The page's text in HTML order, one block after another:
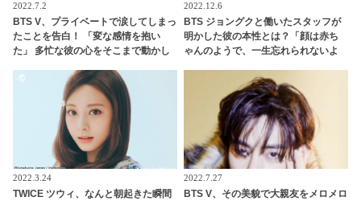
2022.7.2
BTS V、プライベートで涙してしまっ
たことを告白！ 「変な感情を抱い
た」 多忙な彼の心をそこまで動かし
思いに共感するファン続々
2022.12.6
BTS ジョングクと働いたスタッフが
明かした彼の本性とは？「顔は赤ち
ゃんのようで、一生忘れられないよ
魅了されたダンサーのコメントにフ
ァン興味津々
2022.3.24
TWICE ツウィ、なんと朝起きた瞬間
2022.7.27
BTS V、その美貌で大親友をメロメロ